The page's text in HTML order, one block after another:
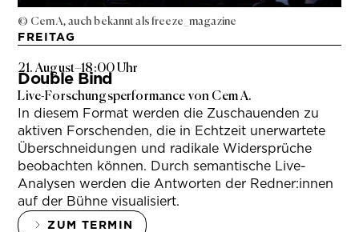
© Cem A, auch bekannt als freeze_magazine
FREITAG
21. August–18:00 Uhr
Double Bind
Live-Forschungsperformance von Cem A.
In diesem Format werden die Zuschauenden zu
aktiven Forschenden, die in Echtzeit unerwartete
Überschneidungen und radikale Widersprüche
beobachten können. Durch semantische Live-
Analysen werden die Antworten der Redner:innen
auf der Bühne visualisiert.
ZUM TERMIN